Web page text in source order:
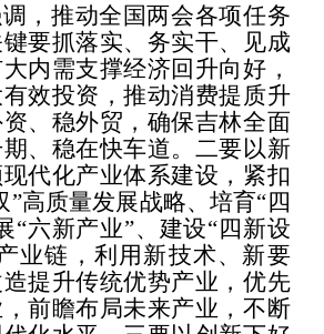
，推动全国两会各项任务
要抓落实、务实干、见成
内需支撑经济回升向好，
效投资，推动消费提质升
、稳外贸，确保吉林全面
、稳在快车道。二要以新
代化产业体系建设，紧扣
”高质量发展战略、培育“四
“六新产业”、建设“四新设
业链，利用新技术、新要
提升传统优势产业，优先
前瞻布局未来产业，不断